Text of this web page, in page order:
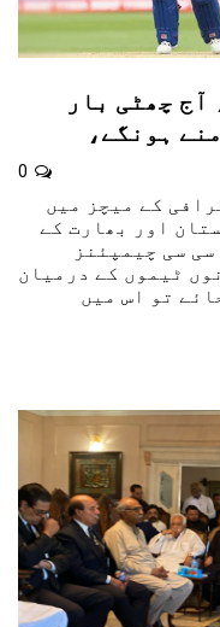
چھٹی بار
ہونگے،
کے میچز میں
اور بھارت کے
سی چیمپئنز
ٹیموں کے درمیان
تو اس میں